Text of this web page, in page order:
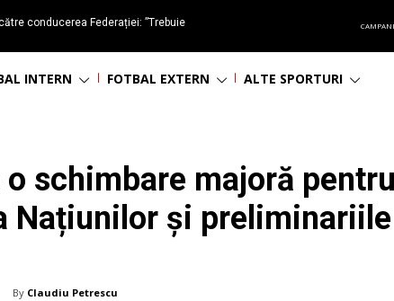
conducerea Federației: ”Trebuie
INTERN FOTBAL EXTERN ALTE SPORTURI
o schimbare majoră
Națiunilor și
By Claudiu Petrescu